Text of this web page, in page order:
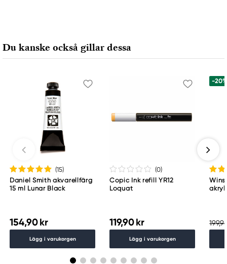
Ansvarig EU
Winsor & Newton
Colart Sweden AB
Östra Långgatan 87
61930 Trosa, Sweden
info@colart.se
Du kanske också gillar dessa
(15)
Daniel Smith akvarellfärg
15 ml Lunar Black
154,90 kr
Lägg i varukorgen
(0)
Copic Ink refill YR12
Loquat
119,90 kr
Lägg i varukorgen
-